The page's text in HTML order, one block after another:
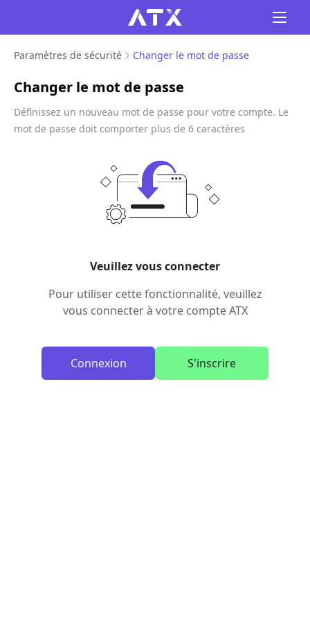
Paramètres de sécurité Changer le mot de passe
Changer le mot de passe
Définissez un nouveau mot de passe pour votre compte. Le
mot de passe doit comporter plus de 6 caractères
Veuillez vous connecter
Pour utiliser cette fonctionnalité, veuillez
vous connecter à votre compte ATX
Connexion S'inscrire